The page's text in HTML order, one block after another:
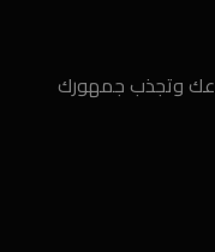
وتجذب جمهورك